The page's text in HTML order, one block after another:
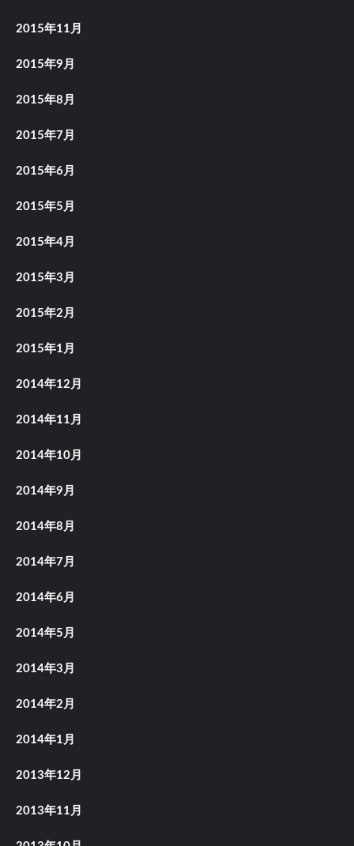
2015年11月
2015年9月
2015年8月
2015年7月
2015年6月
2015年5月
2015年4月
2015年3月
2015年2月
2015年1月
2014年12月
2014年11月
2014年10月
2014年9月
2014年8月
2014年7月
2014年6月
2014年5月
2014年3月
2014年2月
2014年1月
2013年12月
2013年11月